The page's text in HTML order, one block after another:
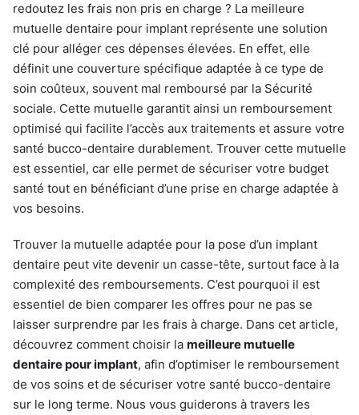
redoutez les frais non pris en charge ? La meilleure
mutuelle dentaire pour implant représente une solution
clé pour alléger ces dépenses élevées. En effet, elle
définit une couverture spécifique adaptée à ce type de
soin coûteux, souvent mal remboursé par la Sécurité
sociale. Cette mutuelle garantit ainsi un remboursement
optimisé qui facilite l’accès aux traitements et assure votre
santé bucco-dentaire durablement. Trouver cette mutuelle
est essentiel, car elle permet de sécuriser votre budget
santé tout en bénéficiant d’une prise en charge adaptée à
vos besoins.
Trouver la mutuelle adaptée pour la pose d’un implant
dentaire peut vite devenir un casse-tête, surtout face à la
complexité des remboursements. C’est pourquoi il est
essentiel de bien comparer les offres pour ne pas se
laisser surprendre par les frais à charge. Dans cet article,
découvrez comment choisir la meilleure mutuelle
dentaire pour implant, afin d’optimiser le remboursement
de vos soins et de sécuriser votre santé bucco-dentaire
sur le long terme. Nous vous guiderons à travers les